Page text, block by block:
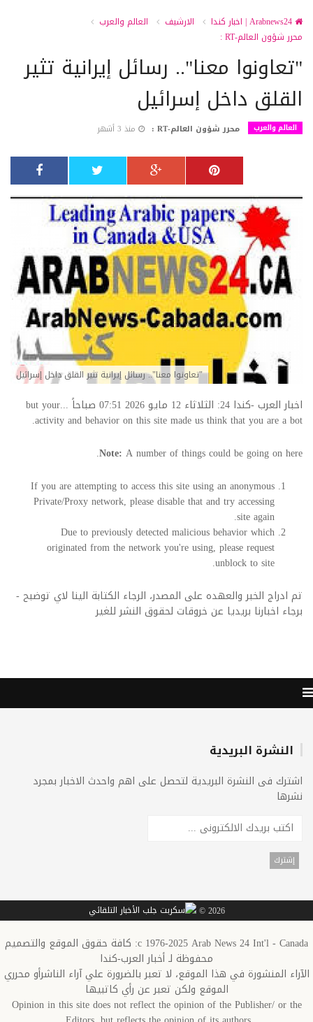
الارشيف
العالم والعرب
محرر شؤون العالم-RT :
"تعاونوا معنا".. رسائل إيرانية تثير
القلق داخل إسرائيل
العالم والعرب محرر شؤون العالم-RT : منذ 3 أشهر
"تعاونوا معنا".. رسائل إيرانية تثير القلق داخل إسرائيل
اخبار العرب -كندا 24: الثلاثاء 12 مايو 2026 07:51 صباحاً ...but your
activity and behavior on this site made us think that you are a bot.
Note: A number of things could be going on here.
If you are attempting to access this site using an anonymous
Private/Proxy network, please disable that and try accessing
site again.
Due to previously detected malicious behavior which
originated from the network you're using, please request
unblock to site.
تم ادراج الخبر والعهده على المصدر، الرجاء الكتابة الينا لاي توضبح -
برجاء اخبارنا بريديا عن خروقات لحقوق النشر للغير
النشرة البريدية
اشترك فى النشرة البريدية لتحصل على اهم واحدث الاخبار بمجرد
نشرها
2026 ©
c 1976-2025 Arab News 24 Int'l - Canada: كافة حقوق الموقع والتصميم
محفوظة لـ أخبار العرب-كندا
الآراء المنشورة في هذا الموقع، لا تعبر بالضرورة علي آراء الناشرأو محرري
الموقع ولكن تعبر عن رأي كاتبيها
Opinion in this site does not reflect the opinion of the Publisher/ or the